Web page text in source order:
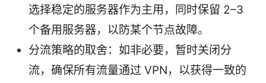
选择稳定的服务器作为主用，同时保留 2–3
个备用服务器，以防某个节点故障。
分流策略的取舍：如非必要，暂时关闭分
流，确保所有流量通过 VPN，以获得一致的